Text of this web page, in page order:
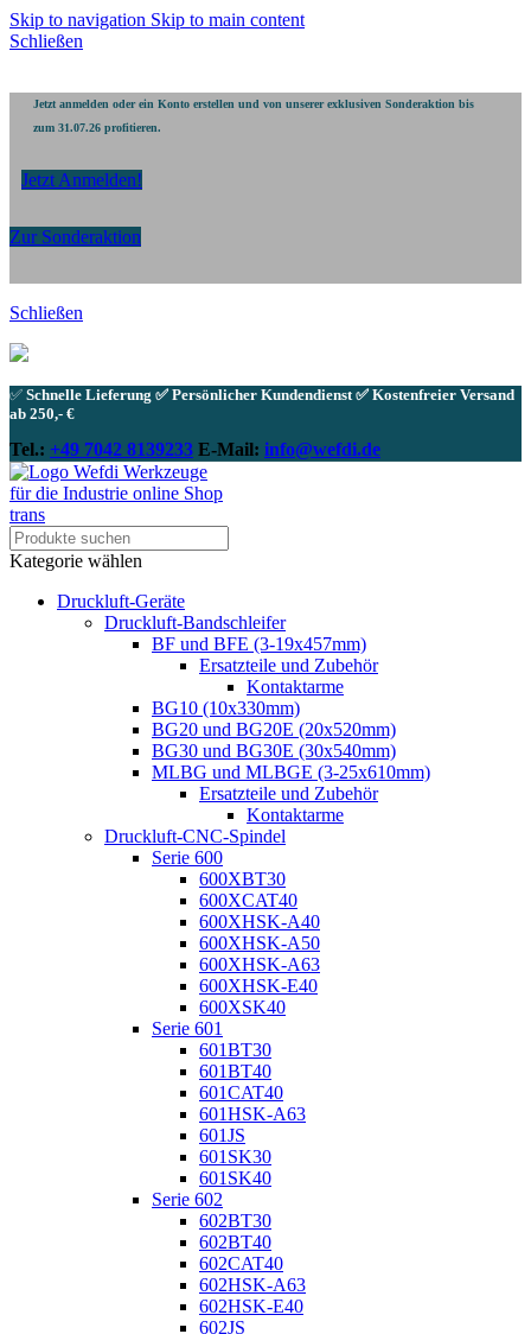
Skip to navigation Skip to main content
Schließen
Jetzt anmelden oder ein Konto erstellen und von unserer exklusiven Sonderaktion bis
zum 31.07.26 profitieren.
Jetzt Anmelden!
Zur Sonderaktion
Schließen
✅ Schnelle Lieferung ✅ Persönlicher Kundendienst ✅ Kostenfreier Versand
ab 250,- €
Tel.: +49 7042 8139233 E-Mail: info@wefdi.de
Kategorie wählen
Druckluft-Geräte
Druckluft-Bandschleifer
BF und BFE (3-19x457mm)
Ersatzteile und Zubehör
Kontaktarme
BG10 (10x330mm)
BG20 und BG20E (20x520mm)
BG30 und BG30E (30x540mm)
MLBG und MLBGE (3-25x610mm)
Ersatzteile und Zubehör
Kontaktarme
Druckluft-CNC-Spindel
Serie 600
600XBT30
600XCAT40
600XHSK-A40
600XHSK-A50
600XHSK-A63
600XHSK-E40
600XSK40
Serie 601
601BT30
601BT40
601CAT40
601HSK-A63
601JS
601SK30
601SK40
Serie 602
602BT30
602BT40
602CAT40
602HSK-A63
602HSK-E40
602JS